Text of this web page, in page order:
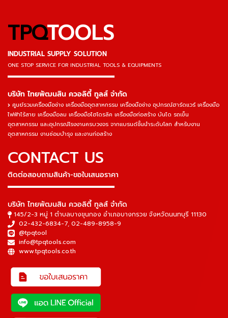
TPQTOOLS
INDUSTRIAL SUPPLY SOLUTION
ONE STOP SERVICE FOR INDUSTRIAL TOOLS & EQUIPMENTS
▬▬▬▬▬▬▬▬▬▬▬▬▬▬▬
บริษัท ไทยพัฒนสิน ควอลิตี้ ทูลส์ จำกัด
ศูนย์รวมเครื่องมือช่าง เครื่องมืออุตสาหกรรม เครื่องมือช่าง อุปกรณ์ฮาร์ดแวร์ เครื่องมือ
ไฟฟ้าไร้สาย เครื่องมือลม เครื่องมือไฮโดรลิค เครื่องมือก่อสร้าง บันได รถเข็น
อุตสาหกรรม และอุปกรณ์โรงงานครบวงจร จากแบรนด์ชั้นนำระดับโลก สำหรับงาน
อุตสาหกรรม งานซ่อมบำรุง และงานก่อสร้าง
CONTACT US
ติดต่อสอบถามสินค้า-ขอใบเสนอราคา
▬▬▬▬▬▬▬▬▬▬▬▬▬▬▬
บริษัท ไทยพัฒนสิน ควอลิตี้ ทูลส์ จำกัด
145/2-3 หมู่ 1 ตำบลบางขุนกอง อำเภอบางกรวย จังหวัดนนทบุรี 11130
02-432-6834-7, 02-489-8958-9
@tpqtool
info@tpqtools.com
www.tpqtools.co.th